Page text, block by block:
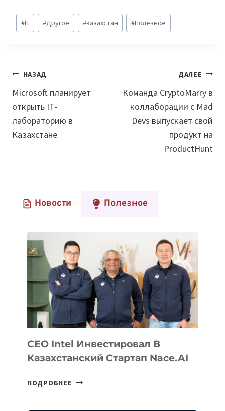
Метки
записи:
#IT #Другое #казахстан #Полезное
Навигация
по
записям
НАЗАД
Microsoft планирует
открыть IT-
лабораторию в
Казахстане
ДАЛЕЕ
Команда CryptoMarry в
коллаборации с Mad
Devs выпускает свой
продукт на
ProductHunt
Новости Полезное
CEO Intel Инвестировал В
Казахстанский Стартап Nace.AI
ПОДРОБНЕЕ CEO